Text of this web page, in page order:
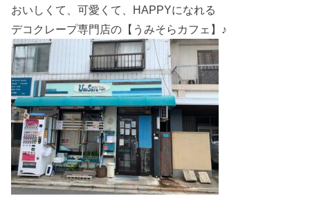
おいしくて、可愛くて、HAPPYになれる
デコクレープ専門店の【うみそらカフェ】♪